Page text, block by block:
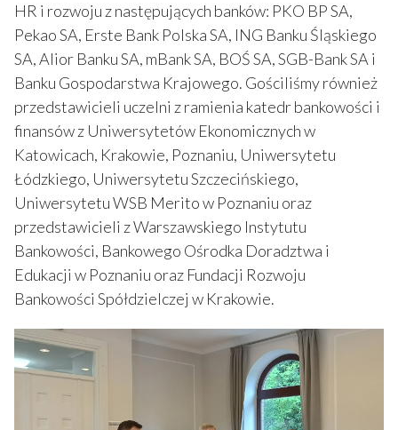
HR i rozwoju z następujących banków: PKO BP SA,
Pekao SA, Erste Bank Polska SA, ING Banku Śląskiego
SA, Alior Banku SA, mBank SA, BOŚ SA, SGB-Bank SA i
Banku Gospodarstwa Krajowego. Gościliśmy również
przedstawicieli uczelni z ramienia katedr bankowości i
finansów z Uniwersytetów Ekonomicznych w
Katowicach, Krakowie, Poznaniu, Uniwersytetu
Łódzkiego, Uniwersytetu Szczecińskiego,
Uniwersytetu WSB Merito w Poznaniu oraz
przedstawicieli z Warszawskiego Instytutu
Bankowości, Bankowego Ośrodka Doradztwa i
Edukacji w Poznaniu oraz Fundacji Rozwoju
Bankowości Spółdzielczej w Krakowie.